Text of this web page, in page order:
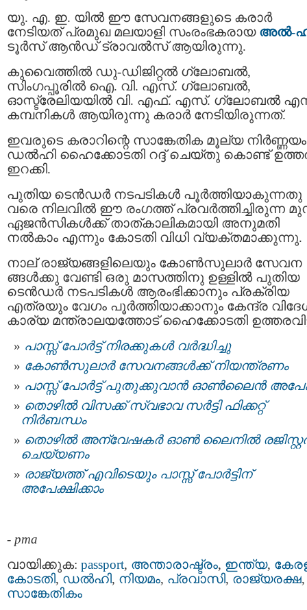
യു. എ. ഇ. യിൽ ഈ സേവനങ്ങളുടെ കരാർ
നേടിയത് പ്രമുഖ മലയാളി സംരംഭകരായ അൽ-
ടൂർസ് ആൻഡ് ട്രാവൽസ് ആയിരുന്നു.
കുവൈത്തിൽ ഡു-ഡിജിറ്റൽ ഗ്ലോബൽ,
സിംഗപ്പൂരിൽ ഐ. വി. എസ്. ഗ്ലോബൽ,
ഓസ്ട്രേലിയയിൽ വി. എഫ്. എസ്. ഗ്ലോബൽ
കമ്പനികൾ ആയിരുന്നു കരാർ നേടിയിരുന്നത്.
ഇവരുടെ കരാറിന്റെ സാങ്കേതിക മൂല്യ നിർണ്ണയം
ഡൽഹി ഹൈക്കോടതി റദ്ദ് ചെയ്തു കൊണ്ട്
ഇറക്കി.
പുതിയ ടെൻഡർ നടപടികൾ പൂർത്തിയാകുന്നതു
വരെ നിലവിൽ ഈ രംഗത്ത് പ്രവർത്തിച്ചിരുന്ന
ഏജൻസികൾക്ക് താത്കാലികമായി അനുമതി
നൽകാം എന്നും കോടതി വിധി വ്യക്തമാക്കുന്നു.
നാല് രാജ്യങ്ങളിലെയും കോൺസുലാർ സേവന
ങ്ങൾക്കു വേണ്ടി ഒരു മാസത്തിനു ഉള്ളിൽ പുതിയ
ടെൻഡർ നടപടികൾ ആരംഭിക്കാനും പ്രക്രിയ
എത്രയും വേഗം പൂർത്തിയാക്കാനും കേന്ദ്ര
കാര്യ മന്ത്രാലയത്തോട് ഹൈക്കോടതി
പാസ്സ്‌ പോർട്ട് നിരക്കുകൾ വർദ്ധിച്ചു
കോൺസുലാർ സേവനങ്ങൾക്ക് നിയന്ത്രണം
പാസ്സ് പോര്‍ട്ട് പുതുക്കുവാന്‍ ഓണ്‍ലൈന്‍
തൊഴിൽ വിസക്ക് സ്വഭാവ സർട്ടി ഫിക്കറ്റ്
നിർബന്ധം
തൊഴില്‍ അന്വേഷകര്‍ ഓൺ ലൈനില്‍
ചെയ്യണം
രാജ്യത്ത് എവിടെയും പാസ്സ് പോർട്ടിന്
അപേക്ഷിക്കാം
- pma
വായിക്കുക: passport, അന്താരാഷ്ട്രം, ഇന്ത്യ,
കോടതി, ഡൽഹി, നിയമം, പ്രവാസി, രാജ്യരക്ഷ,
സാങ്കേതികം